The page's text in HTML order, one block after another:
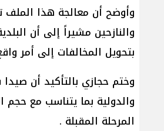
وأوضح أن معالجة هذا الملف
والنازحين مشيراً إلى أن
بتحويل المخالفات إلى أمر
وختم حجازي بالتأكيد أن
والدولية بما يتناسب مع
المرحلة المقبلة .